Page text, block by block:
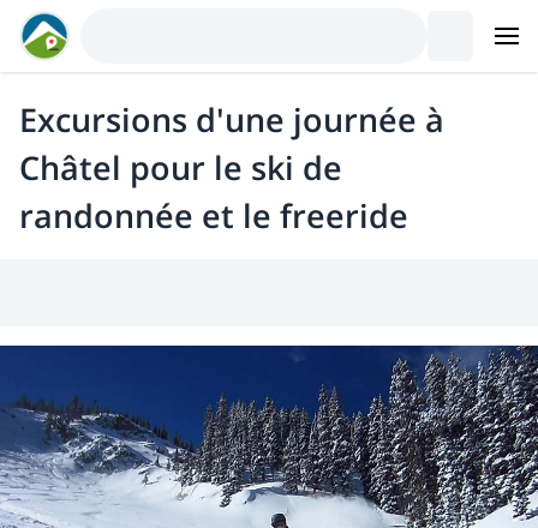
Excursions d'une journée à
Châtel pour le ski de
randonnée et le freeride